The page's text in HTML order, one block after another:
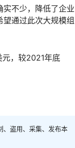
不少，降低了企业
通过此次大规模组
元，较2021年底
、盗用、采集、发布本